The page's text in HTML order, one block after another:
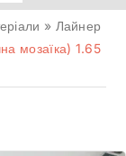
» Лайнер
мозаїка) 1.65